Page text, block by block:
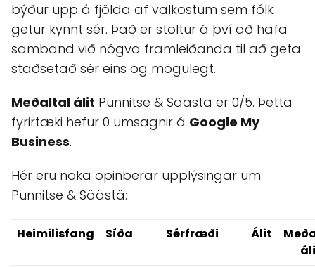
býður upp á fjölda af valkostum sem fólk
getur kynnt sér. Það er stoltur á því að hafa
samband við nógva framleiðanda til að geta
staðsetað sér eins og mögulegt.
Meðaltal álit Punnitse & Säästä er 0/5. Þetta
fyrirtæki hefur 0 umsagnir á Google My
Business.
Hér eru noka opinberar upplýsingar um
Punnitse & Säästä:
Heimilisfang Síða Sérfræði Álit